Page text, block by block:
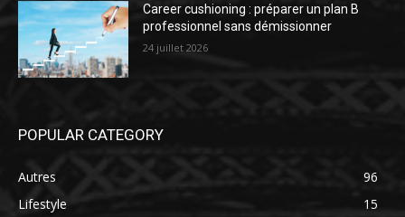
Career cushioning : préparer un plan B
professionnel sans démissionner
24 juillet 2026
POPULAR CATEGORY
Autres
96
Lifestyle
15